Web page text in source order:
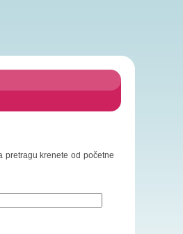
pretragu krenete od početne